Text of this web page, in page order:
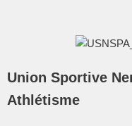
Union Sportive
Athlétisme